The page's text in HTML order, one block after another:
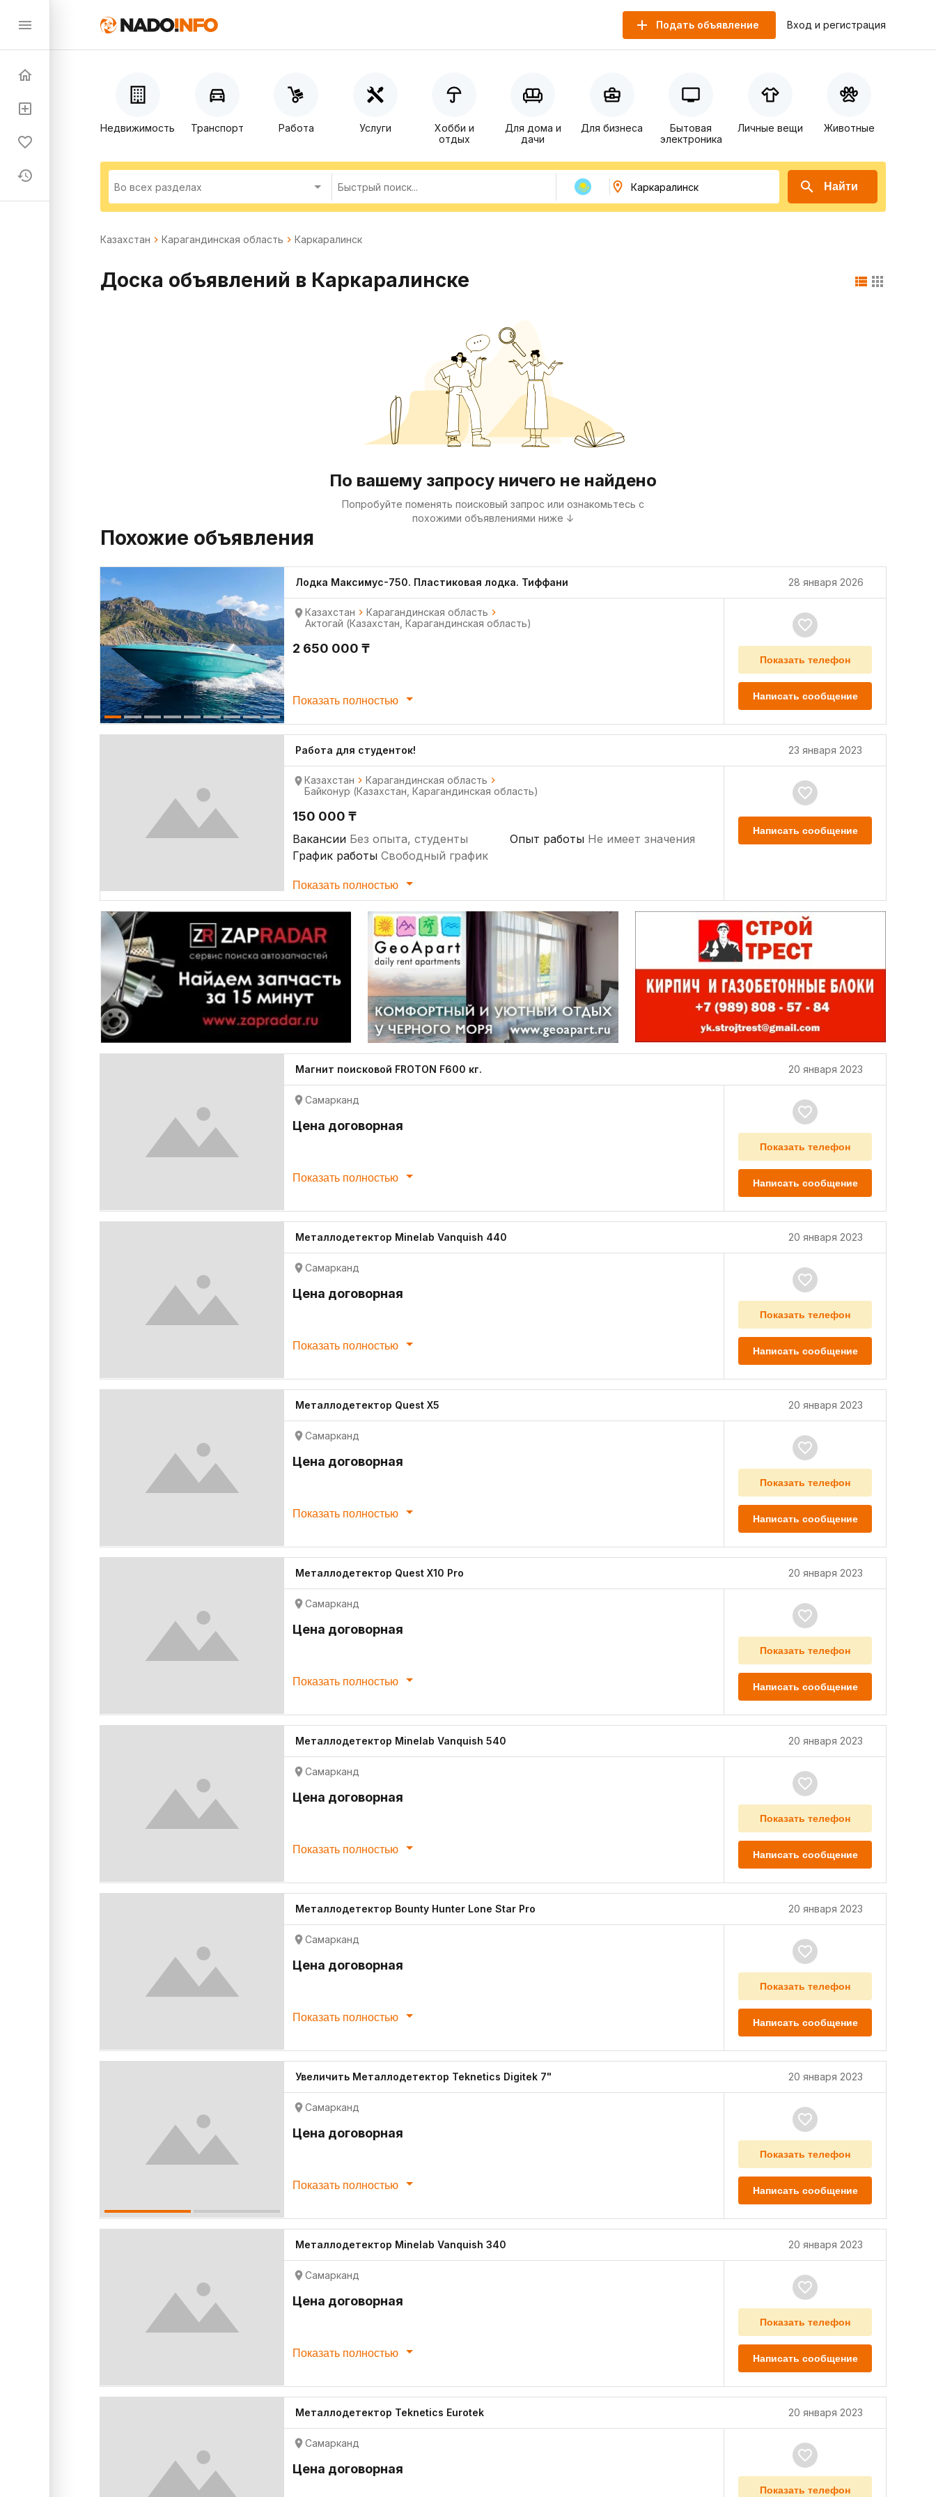
Подать объявление Вход и регистрация
Недвижимость Транспорт Работа Услуги
Хобби и
отдых
Для дома и
дачи
Для бизнеса
Бытовая
электроника
Личные вещи Животные
Найти
Казахстан Карагандинская область Каркаралинск
Доска объявлений в Каркаралинске
По вашему запросу ничего не найдено
Попробуйте поменять поисковый запрос или ознакомьтесь с
похожими объявлениями ниже ↓
Похожие объявления
Лодка Максимус-750. Пластиковая лодка. Тиффани 28 января 2026
Казахстан
Карагандинская область
Актогай (Казахстан, Карагандинская область)
2 650 000 ₸
Показать полностью
Показать телефон
Написать сообщение
Работа для студенток! 23 января 2023
Казахстан
Карагандинская область
Байконур (Казахстан, Карагандинская область)
150 000 ₸
Вакансии Без опыта, студенты
График работы Свободный график
Опыт работы Не имеет значения
Показать полностью
Написать сообщение
Магнит поисковой FROTON F600 кг. 20 января 2023
Самарканд
Цена договорная
Показать полностью
Показать телефон
Написать сообщение
Металлодетектор Minelab Vanquish 440 20 января 2023
Самарканд
Цена договорная
Показать полностью
Показать телефон
Написать сообщение
Металлодетектор Quest X5 20 января 2023
Самарканд
Цена договорная
Показать полностью
Показать телефон
Написать сообщение
Металлодетектор Quest X10 Pro 20 января 2023
Самарканд
Цена договорная
Показать полностью
Показать телефон
Написать сообщение
Металлодетектор Minelab Vanquish 540 20 января 2023
Самарканд
Цена договорная
Показать полностью
Показать телефон
Написать сообщение
Металлодетектор Bounty Hunter Lone Star Pro 20 января 2023
Самарканд
Цена договорная
Показать полностью
Показать телефон
Написать сообщение
Увеличить Металлодетектор Teknetics Digitek 7" 20 января 2023
Самарканд
Цена договорная
Показать полностью
Показать телефон
Написать сообщение
Металлодетектор Minelab Vanquish 340 20 января 2023
Самарканд
Цена договорная
Показать полностью
Показать телефон
Написать сообщение
Металлодетектор Teknetics Eurotek 20 января 2023
Самарканд
Цена договорная
Показать телефон